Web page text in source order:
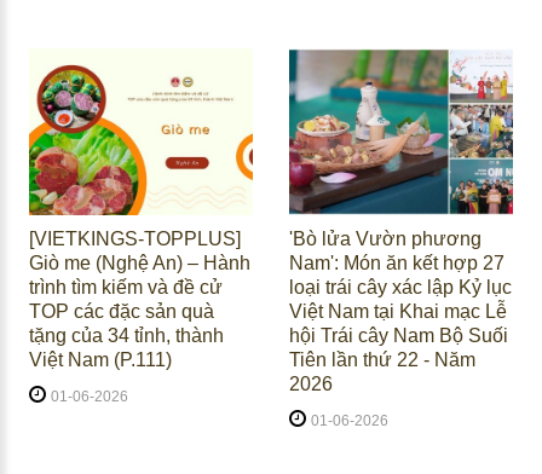
[VIETKINGS-TOPPLUS]
Giò me (Nghệ An) – Hành
trình tìm kiếm và đề cử
TOP các đặc sản quà
tặng của 34 tỉnh, thành
Việt Nam (P.111)
01-06-2026
'Bò lửa Vườn phương
Nam': Món ăn kết hợp 27
loại trái cây xác lập Kỷ lục
Việt Nam tại Khai mạc Lễ
hội Trái cây Nam Bộ Suối
Tiên lần thứ 22 - Năm
2026
01-06-2026